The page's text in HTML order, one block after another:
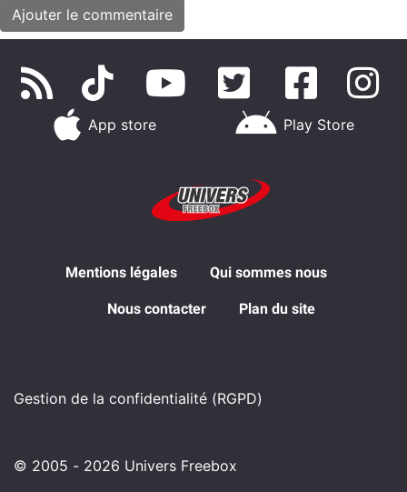
App store Play Store
Mentions légales Qui sommes nous
Nous contacter Plan du site
Gestion de la confidentialité (RGPD)
© 2005 - 2026 Univers Freebox